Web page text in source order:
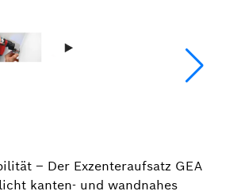
– Der Exzenteraufsatz GEA
kanten- und wandnahes